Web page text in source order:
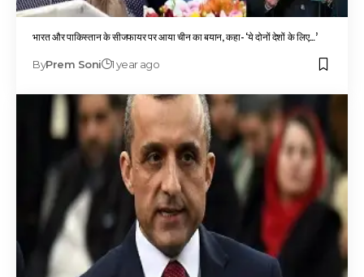
भारत और पाकिस्तान के सीजफायर पर आया चीन का बयान, कहा- ‘ये दोनों देशों के लिए…’
ByPrem Soni 1 year ago